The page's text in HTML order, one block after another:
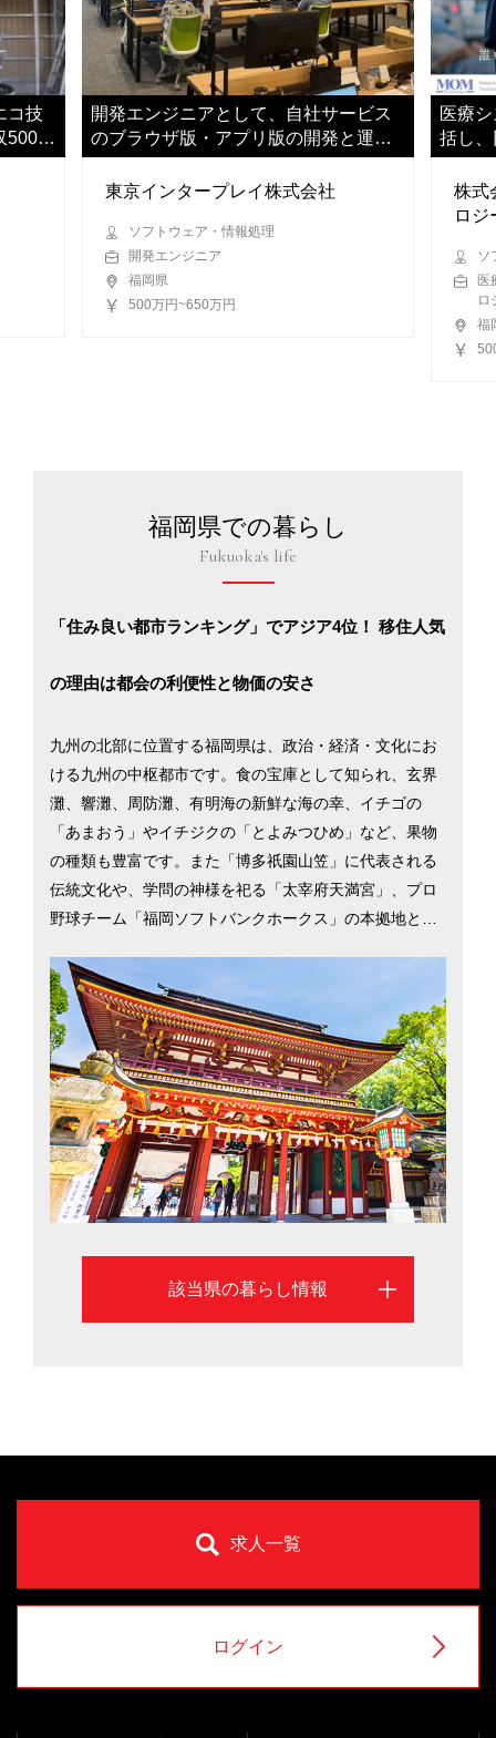
コ技
500万
開発エンジニアとして、自社サービス
のブラウザ版・アプリ版の開発と運用
をご担当ください
東京インタープレイ株式会社
ソフトウェア・情報処理
開発エンジニア
福岡県
500万円~650万円
医療
括し
だきま
株式
ロジ
ソ
医
ロ
福
福岡県での暮らし
Fukuoka's life
「住み良い都市ランキング」でアジア4位！ 移住人気
の理由は都会の利便性と物価の安さ
九州の北部に位置する福岡県は、政治・経済・文化にお
ける九州の中枢都市です。食の宝庫として知られ、玄界
灘、響灘、周防灘、有明海の新鮮な海の幸、イチゴの
「あまおう」やイチジクの「とよみつひめ」など、果物
の種類も豊富です。また「博多祇園山笠」に代表される
伝統文化や、学問の神様を祀る「太宰府天満宮」、プロ
野球チーム「福岡ソフトバンクホークス」の本拠地と、
1市の中で総合物価の安さは北九州市が1位、福岡市が2
位（平成29年総務省「小売物価統計調査」）と低物価な
一方、商業施設や県内外への交通網が充実しているた
め、少ない生活コストで都会的な暮らしが手に入りま
す。UJIターン別移住希望地ランキング（2017年）にお
いて、Uターン3位、Jターン2位、Iターン6位と上位を獲
得していることから、都会慣れした人でも移住しやすい
環境であることがわかります。福岡市と北九州市を中心
に、福岡県の移住情報を掲載しています。
該当県の暮らし情報
求人一覧
ログイン